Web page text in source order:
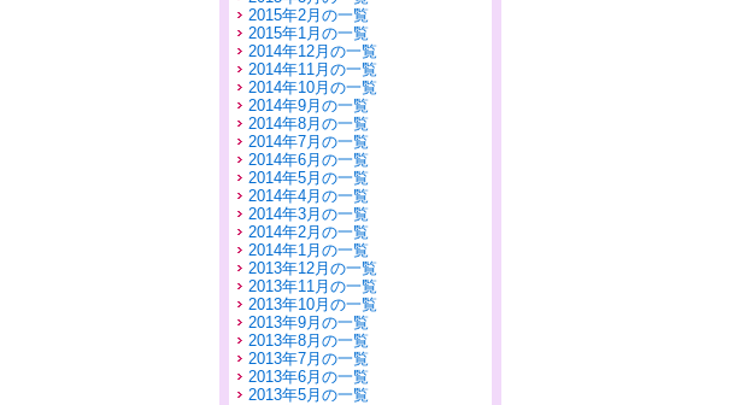
2015年2月の一覧
2015年1月の一覧
2014年12月の一覧
2014年11月の一覧
2014年10月の一覧
2014年9月の一覧
2014年8月の一覧
2014年7月の一覧
2014年6月の一覧
2014年5月の一覧
2014年4月の一覧
2014年3月の一覧
2014年2月の一覧
2014年1月の一覧
2013年12月の一覧
2013年11月の一覧
2013年10月の一覧
2013年9月の一覧
2013年8月の一覧
2013年7月の一覧
2013年6月の一覧
2013年5月の一覧